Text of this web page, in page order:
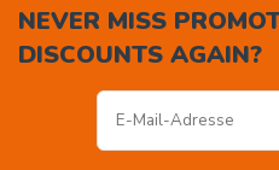
NEVER MISS
DISCOUNTS AGAIN?